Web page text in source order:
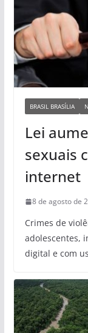
BRASIL BRASÍLIA
Lei
sexuais
internet
8 de agosto de
Crimes de
adolescentes,
digital e com